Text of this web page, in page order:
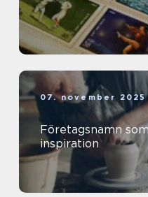
07. november 2025
Företagsnamn
inspiration